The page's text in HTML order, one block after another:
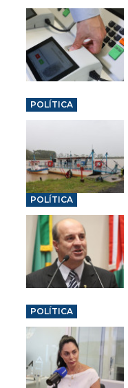
POLÍTICA
POLÍTICA
POLÍTICA